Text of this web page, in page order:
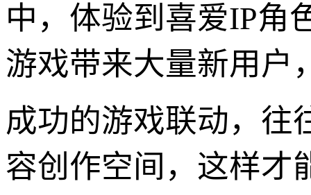
中，体验到喜爱IP角
游戏带来大量新用户
成功的游戏联动，往
容创作空间，这样才